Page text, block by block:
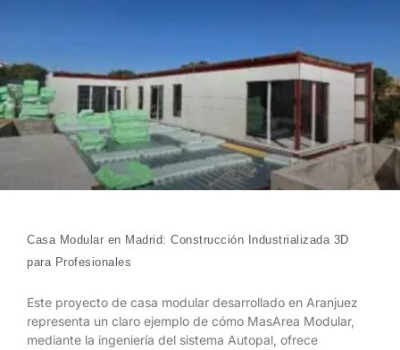
Casa Modular en Madrid: Construcción Industrializada 3D
para Profesionales
Este proyecto de casa modular desarrollado en Aranjuez
representa un claro ejemplo de cómo MasArea Modular,
mediante la ingeniería del sistema Autopal, ofrece